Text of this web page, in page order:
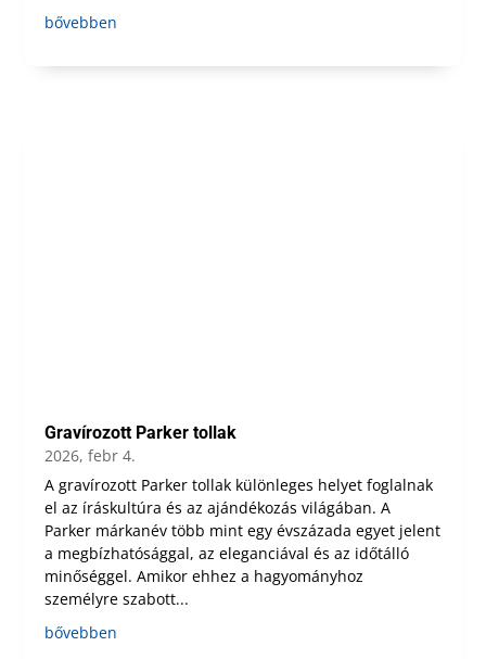
bővebben
Gravírozott Parker tollak
2026, febr 4.
A gravírozott Parker tollak különleges helyet foglalnak
el az íráskultúra és az ajándékozás világában. A
Parker márkanév több mint egy évszázada egyet jelent
a megbízhatósággal, az eleganciával és az időtálló
minőséggel. Amikor ehhez a hagyományhoz
személyre szabott...
bővebben